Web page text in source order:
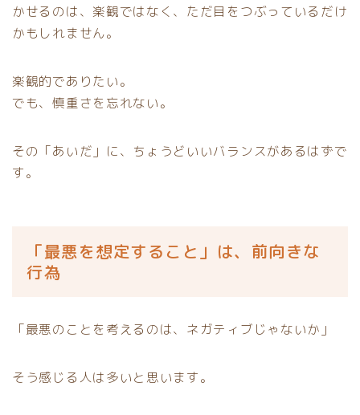
かせるのは、楽観ではなく、ただ目をつぶっているだけ
かもしれません。
楽観的でありたい。
でも、慎重さを忘れない。
その「あいだ」に、ちょうどいいバランスがあるはずで
す。
「最悪を想定すること」は、前向きな
行為
「最悪のことを考えるのは、ネガティブじゃないか」
そう感じる人は多いと思います。